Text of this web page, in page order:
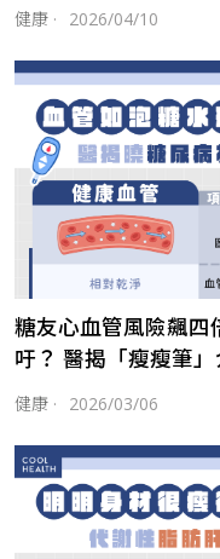
健康 · 2026/04/10
糖友心血管風險飆四
吁？ 醫揭「瘦瘦筆
健康 · 2026/03/06